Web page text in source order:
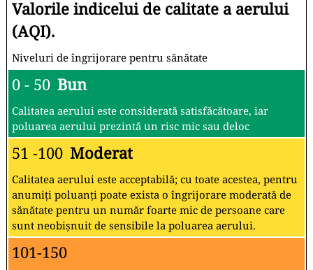
Valorile indicelui de calitate a aerului
(AQI).
Niveluri de îngrijorare pentru sănătate
0 - 50 Bun
Calitatea aerului este considerată satisfăcătoare, iar
poluarea aerului prezintă un risc mic sau deloc
51 -100 Moderat
Calitatea aerului este acceptabilă; cu toate acestea, pentru
anumiți poluanți poate exista o îngrijorare moderată de
sănătate pentru un număr foarte mic de persoane care
sunt neobișnuit de sensibile la poluarea aerului.
101-150